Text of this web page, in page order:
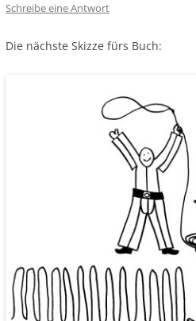
Schreibe eine Antwort
Die nächste Skizze fürs Buch: